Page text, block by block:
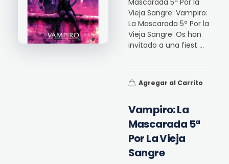
Vampiro: La
Mascarada 5ª
Por La Vieja
Sangre
Mascarada 5ª Por la
Vieja Sangre: Vampiro:
La Mascarada 5ª Por la
Vieja Sangre: Os han
invitado a una fiest ...
Agregar al Carrito